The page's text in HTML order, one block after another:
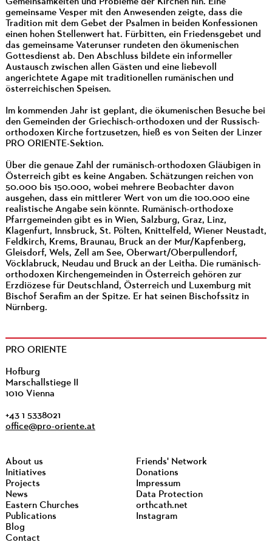
gemeinsame Vesper mit den Anwesenden zeigte, dass die
Tradition mit dem Gebet der Psalmen in beiden Konfessionen
einen hohen Stellenwert hat. Fürbitten, ein Friedensgebet und
das gemeinsame Vaterunser rundeten den ökumenischen
Gottesdienst ab. Den Abschluss bildete ein informeller
Austausch zwischen allen Gästen und eine liebevoll
angerichtete Agape mit traditionellen rumänischen und
österreichischen Speisen.
Im kommenden Jahr ist geplant, die ökumenischen Besuche bei
den Gemeinden der Griechisch-orthodoxen und der Russisch-
orthodoxen Kirche fortzusetzen, hieß es von Seiten der Linzer
PRO ORIENTE-Sektion.
Über die genaue Zahl der rumänisch-orthodoxen Gläubigen in
Österreich gibt es keine Angaben. Schätzungen reichen von
50.000 bis 150.000, wobei mehrere Beobachter davon
ausgehen, dass ein mittlerer Wert von um die 100.000 eine
realistische Angabe sein könnte. Rumänisch-orthodoxe
Pfarrgemeinden gibt es in Wien, Salzburg, Graz, Linz,
Klagenfurt, Innsbruck, St. Pölten, Knittelfeld, Wiener Neustadt,
Feldkirch, Krems, Braunau, Bruck an der Mur/Kapfenberg,
Gleisdorf, Wels, Zell am See, Oberwart/Oberpullendorf,
Vöcklabruck, Neudau und Bruck an der Leitha. Die rumänisch-
orthodoxen Kirchengemeinden in Österreich gehören zur
Erzdiözese für Deutschland, Österreich und Luxemburg mit
Bischof Serafim an der Spitze. Er hat seinen Bischofssitz in
Nürnberg.
PRO ORIENTE
Hofburg
Marschallstiege II
1010 Vienna
+43 1 5338021
office@pro-oriente.at
About us
Initiatives
Projects
News
Eastern Churches
Publications
Blog
Contact
Friends' Network
Donations
Impressum
Data Protection
orthcath.net
Instagram